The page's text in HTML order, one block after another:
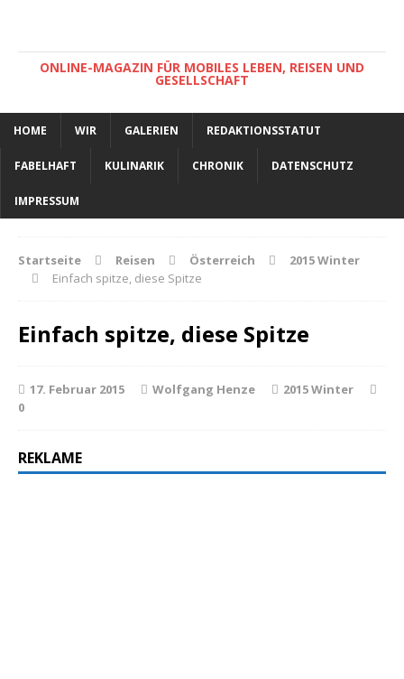
ONLINE-MAGAZIN FÜR MOBILES LEBEN, REISEN UND
GESELLSCHAFT
HOME WIR GALERIEN REDAKTIONSSTATUT
FABELHAFT KULINARIK CHRONIK DATENSCHUTZ
IMPRESSUM
Startseite Reisen Österreich
2015 Winter
Einfach spitze, diese Spitze
Einfach spitze, diese Spitze
17. Februar 2015 Wolfgang Henze
2015 Winter
0
REKLAME